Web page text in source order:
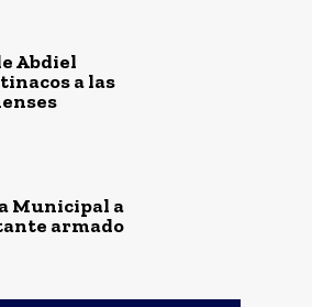
Abdiel
a las
Municipal a
armado